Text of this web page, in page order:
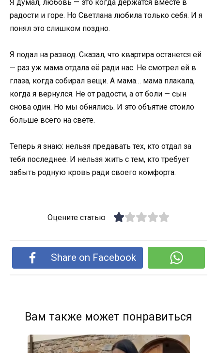
Я думал, любовь — это когда держатся вместе в
радости и горе. Но Светлана любила только себя. И я
понял это слишком поздно.
Я подал на развод. Сказал, что квартира останется ей
— раз уж мама отдала её ради нас. Не смотрел ей в
глаза, когда собирал вещи. А мама… мама плакала,
когда я вернулся. Не от радости, а от боли — сын
снова один. Но мы обнялись. И это объятие стоило
больше всего на свете.
Теперь я знаю: нельзя предавать тех, кто отдал за
тебя последнее. И нельзя жить с тем, кто требует
забыть родную кровь ради своего комфорта.
Оцените статью
Share on Facebook
Вам также может понравиться